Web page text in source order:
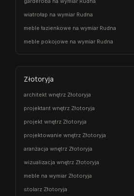
wiatrołap na wymiar Rudna
meble łazienkowe na wymiar Rudna
meble pokojowe na wymiar Rudna
Złotoryja
architekt wnętrz Złotoryja
projektant wnętrz Złotoryja
projekt wnętrz Złotoryja
projektowanie wnętrz Złotoryja
aranżacja wnętrz Złotoryja
wizualizacja wnętrz Złotoryja
meble na wymiar Złotoryja
stolarz Złotoryja